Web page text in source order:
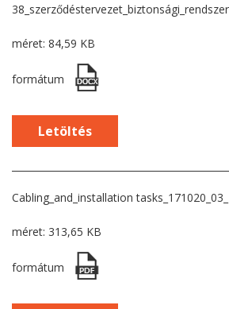
méret: 84,59 KB
formátum
Letöltés
Cabling_and_installation
méret: 313,65 KB
formátum